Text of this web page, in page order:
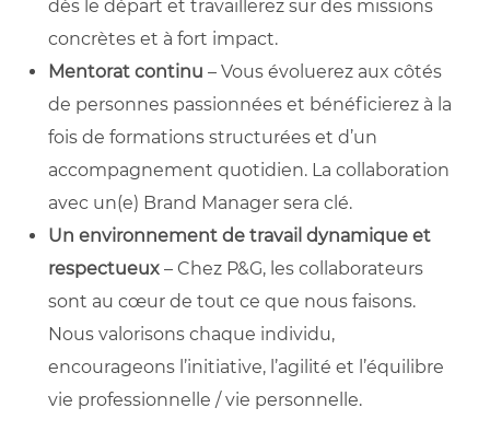
dès le départ et travaillerez sur des missions
concrètes et à fort impact.
Mentorat continu – Vous évoluerez aux côtés
de personnes passionnées et bénéficierez à la
fois de formations structurées et d’un
accompagnement quotidien. La collaboration
avec un(e) Brand Manager sera clé.
Un environnement de travail dynamique et
respectueux – Chez P&G, les collaborateurs
sont au cœur de tout ce que nous faisons.
Nous valorisons chaque individu,
encourageons l’initiative, l’agilité et l’équilibre
vie professionnelle / vie personnelle.